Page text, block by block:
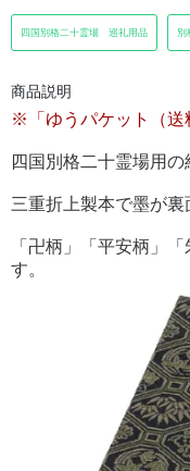
四国別格二十霊場 巡礼用品 別
商品説明
※「ゆうパケット（送
四国別格二十霊場用の
三重折上製本で墨が裏
「卍柄」「平安柄」
す。